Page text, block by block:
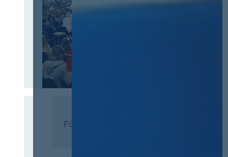
Der Jahreskongress für
öffentliches
Beschaffungswesen und
Vergaberecht
Förderer